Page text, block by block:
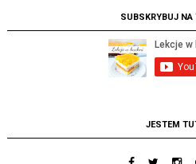
SUBSKRYBUJ NA
JESTEM